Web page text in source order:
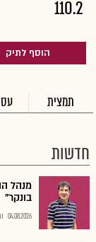
110.2
הוסף לתיק
תמצית
חדשות
מנהל
בונקר"
04.08.2026